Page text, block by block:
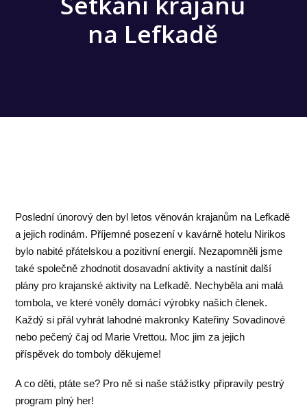
na Lefkadě
Poslední únorový den byl letos věnován krajanům na Lefkadě
a jejich rodinám. Příjemné posezení v kavárně hotelu Nirikos
bylo nabité přátelskou a pozitivní energií. Nezapomněli jsme
také společně zhodnotit dosavadní aktivity a nastínit další
plány pro krajanské aktivity na Lefkadě. Nechyběla ani malá
tombola, ve které voněly domácí výrobky našich členek.
Každý si přál vyhrát lahodné makronky Kateřiny Sovadinové
nebo pečený čaj od Marie Vrettou. Moc jim za jejich
příspěvek do tomboly děkujeme!
A co děti, ptáte se? Pro ně si naše stážistky připravily pestrý
program plný her!